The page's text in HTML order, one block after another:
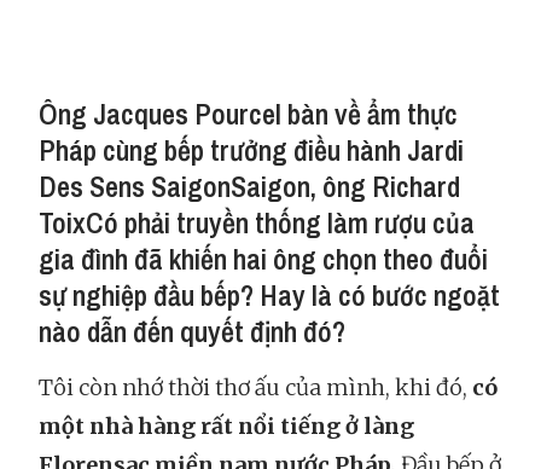
Ông Jacques Pourcel bàn về ẩm thực
Pháp cùng bếp trưởng điều hành Jardi
Des Sens SaigonSaigon, ông Richard
ToixCó phải truyền thống làm rượu của
gia đình đã khiến hai ông chọn theo đuổi
sự nghiệp đầu bếp? Hay là có bước ngoặt
nào dẫn đến quyết định đó?
Tôi còn nhớ thời thơ ấu của mình, khi đó, có
một nhà hàng rất nổi tiếng ở làng